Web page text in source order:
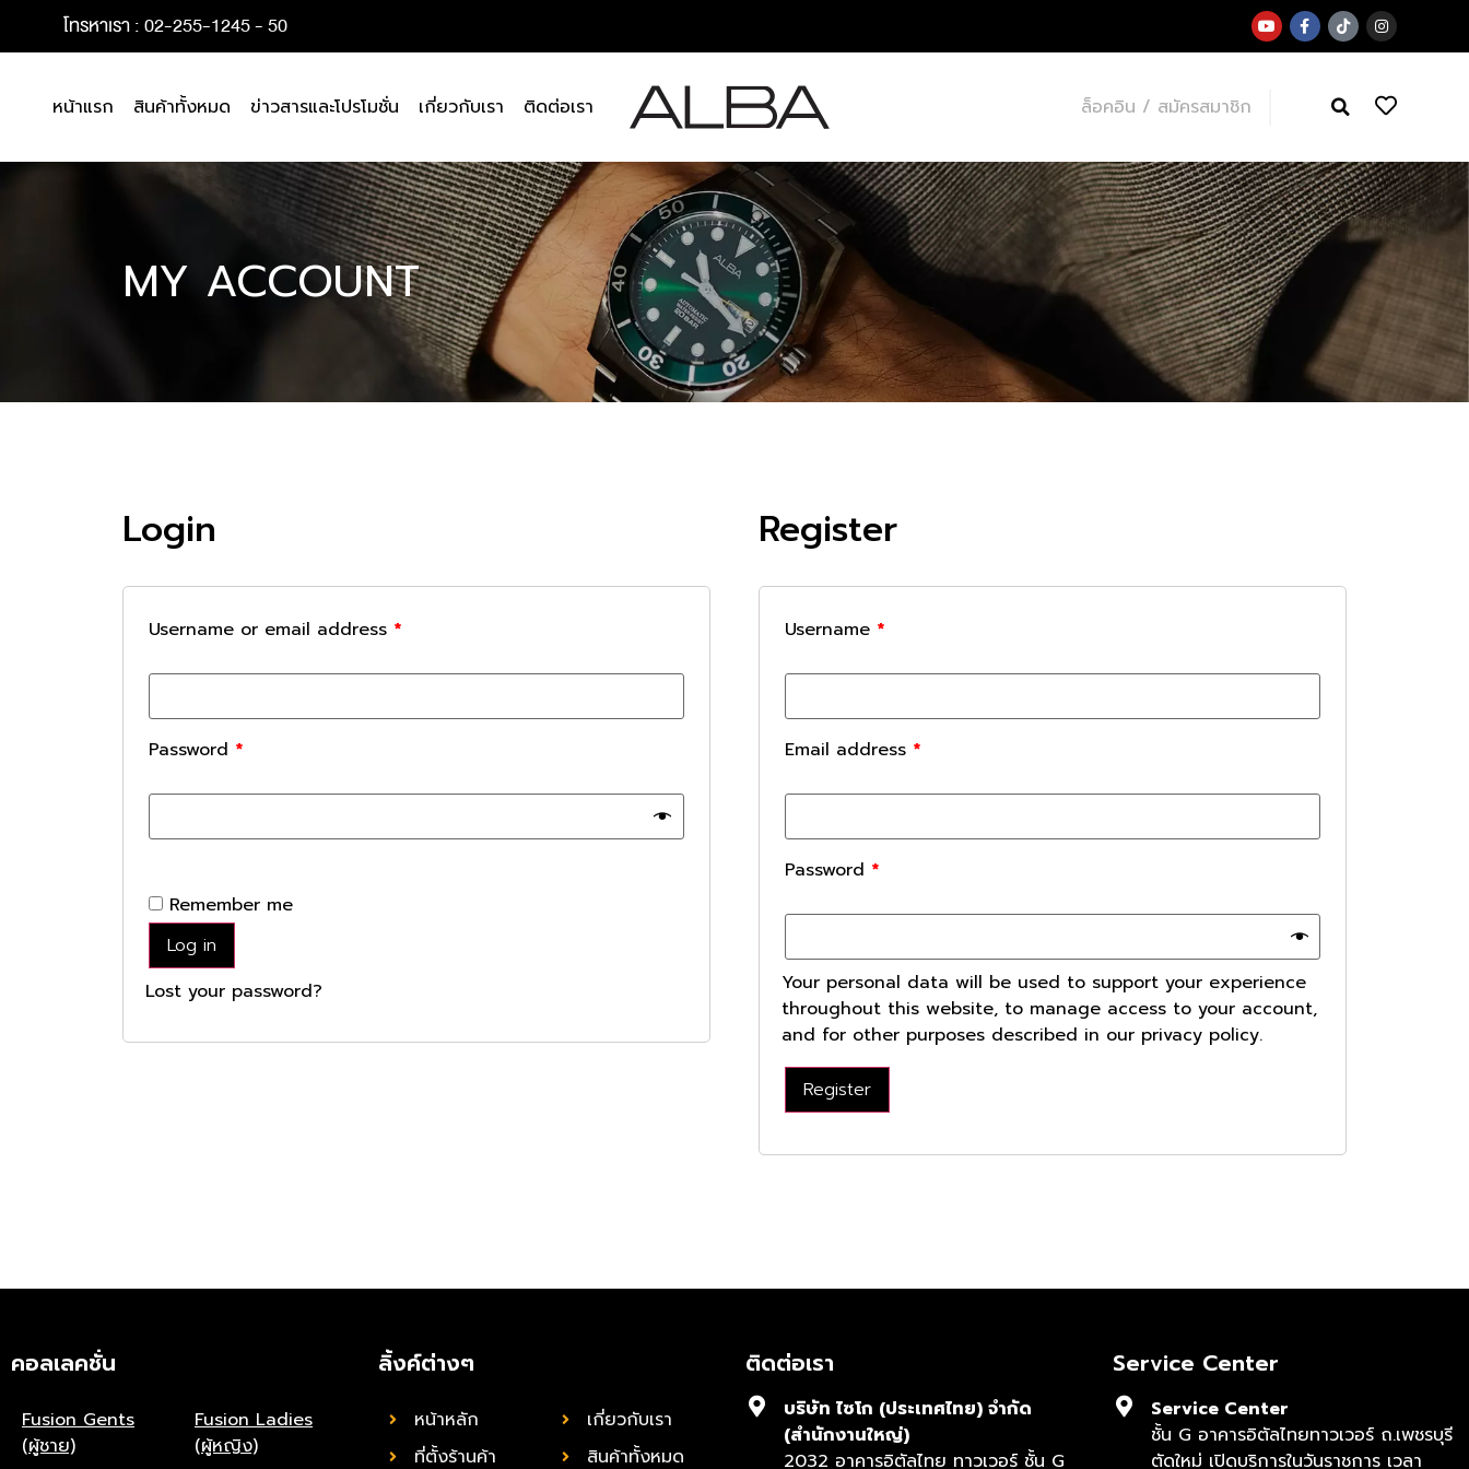
โทรหาเรา : 02-255-1245 - 50
หน้าแรก สินค้าทั้งหมด ข่าวสารและโปรโมชั่น เกี่ยวกับเรา ติดต่อเรา ล็อคอิน / สมัครสมาชิก
MY ACCOUNT
Login
Username or email address *
Password *
Remember me
Log in
Lost your password?
Register
Username *
Email address *
Password *
Your personal data will be used to support your experience
throughout this website, to manage access to your account,
and for other purposes described in our privacy policy.
Register
คอลเลคชั่น
Fusion Gents
(ผู้ชาย)
Fusion Ladies
(ผู้หญิง)
ลิ้งค์ต่างๆ
หน้าหลัก
ที่ตั้งร้านค้า
เกี่ยวกับเรา
สินค้าทั้งหมด
ติดต่อเรา
บริษัท ไซโก (ประเทศไทย) จำกัด
(สำนักงานใหญ่)
2032 อาคารอิตัลไทย ทาวเวอร์ ชั้น G
Service Center
Service Center
ชั้น G อาคารอิตัลไทยทาวเวอร์ ถ.เพชรบุรี
ตัดใหม่ เปิดบริการในวันราชการ เวลา